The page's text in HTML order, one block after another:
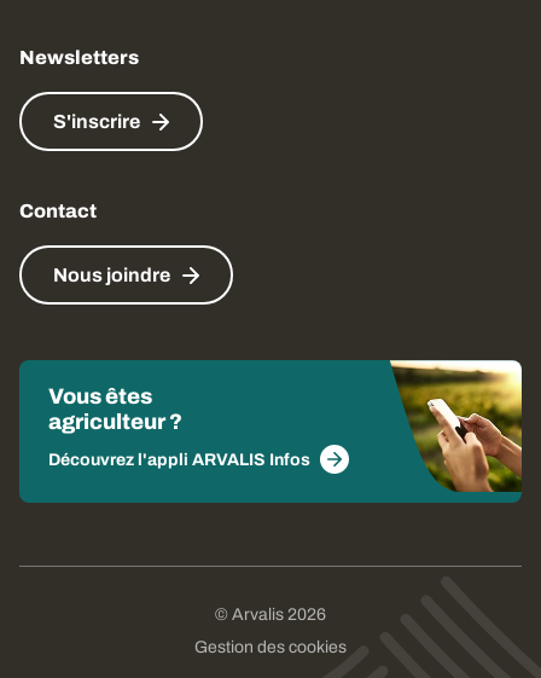
Newsletters
S'inscrire
Contact
Nous joindre
Vous êtes
agriculteur ?
Découvrez l'appli ARVALIS Infos
© Arvalis 2026
Gestion des cookies